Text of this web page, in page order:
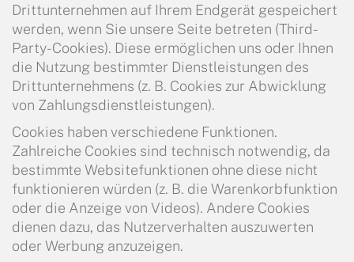
Drittunternehmen auf Ihrem Endgerät gespeichert
werden, wenn Sie unsere Seite betreten (Third-
Party-Cookies). Diese ermöglichen uns oder Ihnen
die Nutzung bestimmter Dienstleistungen des
Drittunternehmens (z. B. Cookies zur Abwicklung
von Zahlungsdienstleistungen).
Cookies haben verschiedene Funktionen.
Zahlreiche Cookies sind technisch notwendig, da
bestimmte Websitefunktionen ohne diese nicht
funktionieren würden (z. B. die Warenkorbfunktion
oder die Anzeige von Videos). Andere Cookies
dienen dazu, das Nutzerverhalten auszuwerten
oder Werbung anzuzeigen.